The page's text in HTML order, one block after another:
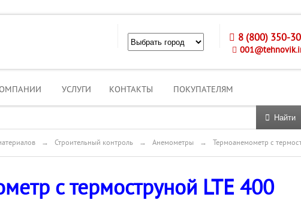
8 (800) 350-
УСЛУГИ КОНТАКТЫ ПОКУПАТЕЛЯМ
Найти
→ Строительный контроль → Анемометры → Термоанемометр с
с термоструной LTE 400